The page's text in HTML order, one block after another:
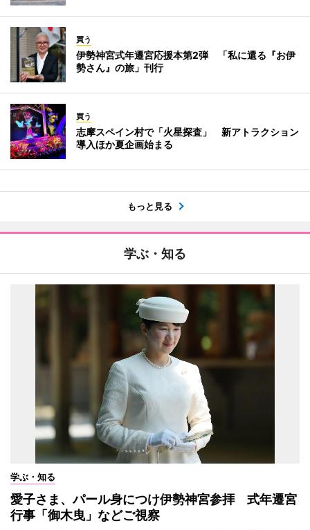
買う
伊勢神宮式年遷宮応援本第2弾 「私に還る『お伊
勢さん』の旅」刊行
買う
志摩スペイン村で「火星探査」 新アトラクション
導入ほか夏企画始まる
もっと見る
学ぶ・知る
学ぶ・知る
愛子さま、パール身につけ伊勢神宮参拝 式年遷宮
行事「御木曳」などご視察